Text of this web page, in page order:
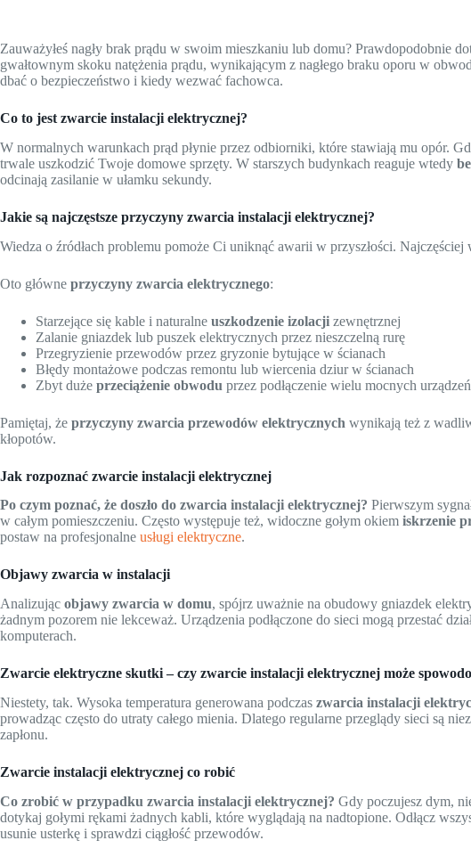
Zauważyłeś nagły brak prądu w swoim mieszkaniu lub domu? Prawdopodobnie
gwałtownym skoku natężenia prądu, wynikającym z nagłego braku oporu w
dbać o bezpieczeństwo i kiedy wezwać fachowca.
Co to jest zwarcie instalacji elektrycznej?
W normalnych warunkach prąd płynie przez odbiorniki, które stawiają mu opór.
trwale uszkodzić Twoje domowe sprzęty. W starszych budynkach reaguje wtedy
odcinają zasilanie w ułamku sekundy.
Jakie są najczęstsze przyczyny zwarcia instalacji elektrycznej?
Wiedza o źródłach problemu pomoże Ci uniknąć awarii w przyszłości.
Oto główne przyczyny zwarcia elektrycznego:
Starzejące się kable i naturalne uszkodzenie izolacji zewnętrznej
Zalanie gniazdek lub puszek elektrycznych przez nieszczelną rurę
Przegryzienie przewodów przez gryzonie bytujące w ścianach
Błędy montażowe podczas remontu lub wiercenia dziur w ścianach
Zbyt duże przeciążenie obwodu przez podłączenie wielu mocnych
Pamiętaj, że przyczyny zwarcia przewodów elektrycznych wynikają też z
kłopotów.
Jak rozpoznać zwarcie instalacji elektrycznej
Po czym poznać, że doszło do zwarcia instalacji elektrycznej? Pierwszym
w całym pomieszczeniu. Często występuje też, widoczne gołym okiem iskrzenie
postaw na profesjonalne usługi elektryczne.
Objawy zwarcia w instalacji
Analizując objawy zwarcia w domu, spójrz uważnie na obudowy gniazdek
żadnym pozorem nie lekceważ. Urządzenia podłączone do sieci mogą przestać
komputerach.
Zwarcie elektryczne skutki – czy zwarcie instalacji elektrycznej może
Niestety, tak. Wysoka temperatura generowana podczas zwarcia instalacji
prowadząc często do utraty całego mienia. Dlatego regularne przeglądy sieci są
zapłonu.
Zwarcie instalacji elektrycznej co robić
Co zrobić w przypadku zwarcia instalacji elektrycznej? Gdy poczujesz dym,
dotykaj gołymi rękami żadnych kabli, które wyglądają na nadtopione. Odłącz
usunie usterkę i sprawdzi ciągłość przewodów.